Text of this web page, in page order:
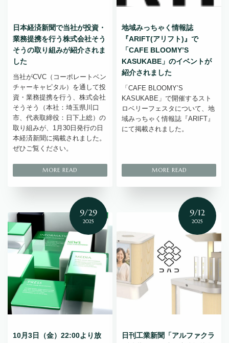
日本経済新聞で当社が投資・
業務提携を行う株式会社そう
そうの取り組みが紹介されま
した
当社がCVC（コーポレートベン
チャーキャピタル）を通して投
資・業務提携を行う、株式会社
そうそう（本社：埼玉県川口
市、代表取締役：日下上総）の
取り組みが、1月30日発行の日
本経済新聞に掲載されました。
ぜひご覧ください。
地域みっちゃく情報誌
『ARIFT(アリフト)』で
「CAFE BLOOMY’S
KASUKABE」のイベントが
紹介されました
「CAFE BLOOMY’S
KASUKABE」で開催するスト
ロベリーフェスタについて、地
域みっちゃく情報誌『ARIFT』
にて掲載されました。
9/29
2025
10月3日（金）22:00より放
9/12
2025
日刊工業新聞「アルファクラ